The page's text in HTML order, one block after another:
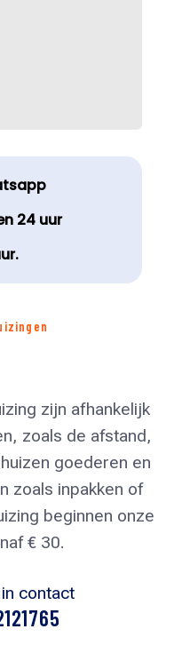
24 uur
zijn afhankelijk
zoals de afstand,
goederen en
zoals inpakken of
beginnen onze
€ 30.
contact